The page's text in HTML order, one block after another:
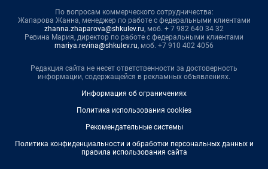
По вопросам коммерческого сотрудничества:
Жапарова Жанна, менеджер по работе с федеральными клиентами
zhanna.zhaparova@shkulev.ru, моб. + 7 982 640 34 32
Ревина Мария, директор по работе с федеральными клиентами
mariya.revina@shkulev.ru, моб. +7 910 402 4056
Редакция сайта не несет ответственности за достоверность
информации, содержащейся в рекламных объявлениях.
Информация об ограничениях
Политика использования cookies
Рекомендательные системы
Политика конфиденциальности и обработки персональных данных и
правила использования сайта